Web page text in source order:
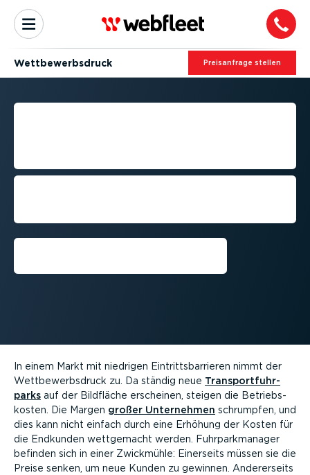
Wettbe­werbs­druck Preis­an­frage stellen
WETTBE­WERBS­DRUCK IM
Wie Sie angesichts des wachsenden
In einem Markt mit niedrigen Eintritts­bar­rieren nimmt der
Wettbe­werbs­druck zu. Da ständig neue Trans­port­fuhr­
parks auf der Bildfläche erscheinen, steigen die Betriebs­
kosten. Die Margen großer Unternehmen schrumpfen, und
dies kann nicht einfach durch eine Erhöhung der Kosten für
die Endkunden wettgemacht werden. Fuhrpark­ma­nager
befinden sich in einer Zwickmühle: Einerseits müssen sie die
Preise senken, um neue Kunden zu gewinnen. Anderer­seits